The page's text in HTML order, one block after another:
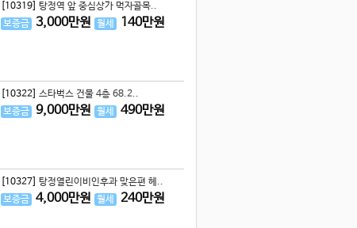
[10319] 탕정역 앞 중심상가 먹자골목..
보증금
3,000만원 월세 140만원
[10322] 스타벅스 건물 4층 68.2..
보증금
9,000만원 월세 490만원
[10327]
탕정열린이비인후과 맞은편 헤..
보증금
4,000만원 월세 240만원